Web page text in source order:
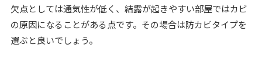
欠点としては通気性が低く、結露が起きやすい部屋ではカビ
の原因になることがある点です。その場合は防カビタイプを
選ぶと良いでしょう。